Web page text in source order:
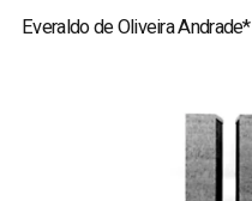
Everaldo de Oliveira Andrade*